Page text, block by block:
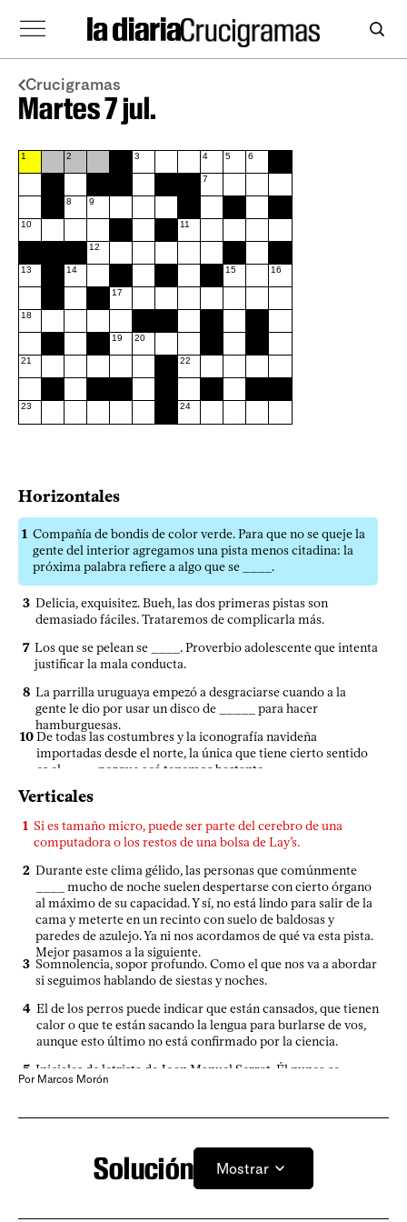
Crucigramas
Martes 7 jul.
Horizontales
1 Compañía de bondis de color verde. Para que no se queje la
gente del interior agregamos una pista menos citadina: la
próxima palabra refiere a algo que se ____.
3 Delicia, exquisitez. Bueh, las dos primeras pistas son
demasiado fáciles. Trataremos de complicarla más.
7 Los que se pelean se ____. Proverbio adolescente que intenta
justificar la mala conducta.
8 La parrilla uruguaya empezó a desgraciarse cuando a la
gente le dio por usar un disco de _____ para hacer
hamburguesas.
10De todas las costumbres y la iconografía navideña
importadas desde el norte, la única que tiene cierto sentido
es el ____, porque acá tenemos bastante.
11La gente se escandaliza por el levantamiento de la sanción al
esperaban de un tipo que durante la pandemia sugirió que el
virus se podía curar inyectando _____? Aclaramos que acá le
llamamos lavandina, pero eso no cambia la anormalidad
cometida por el demonio anaranjado.
Habitante de cierto país que tras el derrumbe de la Unión
Soviética quiso quedarse con toda Yugoslavia.
Afortunadamente no pudo.
14Iniciales de músico pop canadiense que tocó en el Antel
Arena a comienzos de año, para deleite de todas aquellas
personas que gustaban de su música allá por los años 80. O
sea, para deleite de unos cuantos miles de veteranos.
Cualquiera que sea muy, pero muy ___ del músico
mencionado anteriormente y no fue a verlo seguramente se
debió a algún achaque de la edad.
obviamente.
parroquianos acodados en el mostrador de estanio
aniorando viejos tiempos. Postal de un típico bar
montevideano. Y postal de este crucigrama también, porque
Verticales
1 Si es tamaño micro, puede ser parte del cerebro de una
computadora o los restos de una bolsa de Lay’s.
2 Durante este clima gélido, las personas que comúnmente
____ mucho de noche suelen despertarse con cierto órgano
al máximo de su capacidad. Y sí, no está lindo para salir de la
cama y meterte en un recinto con suelo de baldosas y
paredes de azulejo. Ya ni nos acordamos de qué va esta pista.
Mejor pasamos a la siguiente.
3 Somnolencia, sopor profundo. Como el que nos va a abordar
si seguimos hablando de siestas y noches.
4 El de los perros puede indicar que están cansados, que tienen
calor o que te están sacando la lengua para burlarse de vos,
aunque esto último no está confirmado por la ciencia.
5 Iniciales de letrista de Joan Manuel Serrat. Él nunca se
enteró, porque se murió antes de que el cantautor naciera.
6“¡Ja! Seguro que es narco!”, pensamos cuando en la crónica
Flor bella como la puta madre. Perdón por el exabrupto,
pero la belleza nos conmociona.
1
10
13
18
21
23
2
8
14
9
12
17
19
3
20
11
22
24
4
7
5
15
6
16
Por Marcos Morón
Solución Mostrar